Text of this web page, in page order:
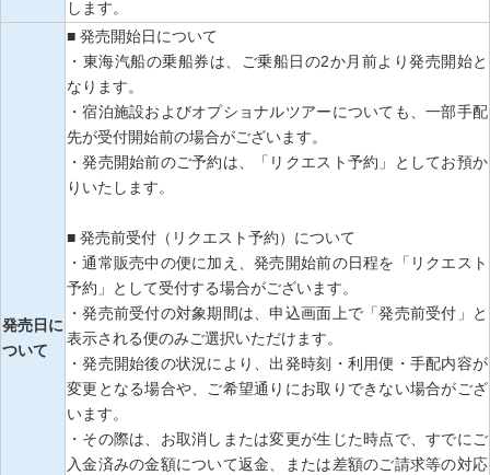
します。
発売日に
ついて
■ 発売開始日について
・東海汽船の乗船券は、ご乗船日の2か月前より発売開始と
なります。
・宿泊施設およびオプショナルツアーについても、一部手配
先が受付開始前の場合がございます。
・発売開始前のご予約は、「リクエスト予約」としてお預か
りいたします。
■ 発売前受付（リクエスト予約）について
・通常販売中の便に加え、発売開始前の日程を「リクエスト
予約」として受付する場合がございます。
・発売前受付の対象期間は、申込画面上で「発売前受付」と
表示される便のみご選択いただけます。
・発売開始後の状況により、出発時刻・利用便・手配内容が
変更となる場合や、ご希望通りにお取りできない場合がござ
います。
・その際は、お取消しまたは変更が生じた時点で、すでにご
入金済みの金額について返金、または差額のご請求等の対応